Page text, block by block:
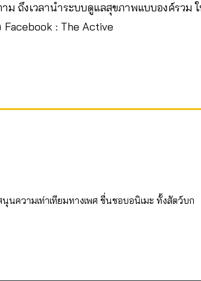
ม ถึงเวลานำระบบดูแลสุขภาพแบบองค์รวม
Facebook : The Active
ความเท่าเทียมทางเพศ ชื่นชอบอนิเมะ ทั้งสัตว์บก